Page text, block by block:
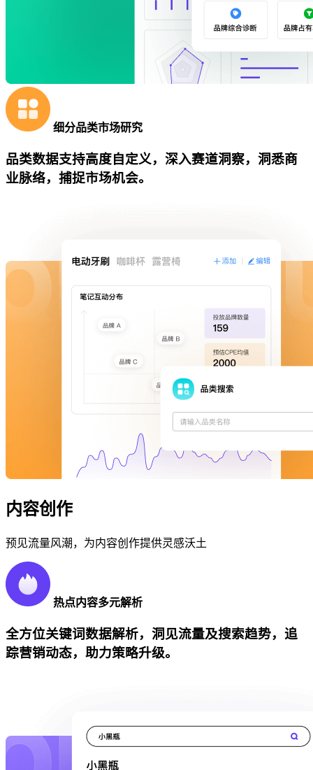
细分品类市场研究
品类数据支持高度自定义，深入赛道洞察，洞悉商
业脉络，捕捉市场机会。
内容创作
预见流量风潮，为内容创作提供灵感沃土
热点内容多元解析
全方位关键词数据解析，洞见流量及搜索趋势，追
踪营销动态，助力策略升级。